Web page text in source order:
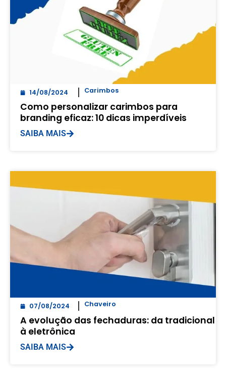
14/08/2024 Carimbos
Como personalizar carimbos para
branding eficaz: 10 dicas imperdíveis
SAIBA MAIS
07/08/2024 Chaveiro
A evolução das fechaduras: da tradicional
à eletrônica
SAIBA MAIS